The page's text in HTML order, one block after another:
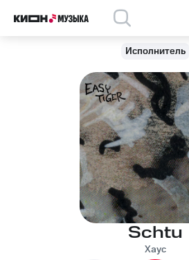
Исполнитель
Schtu
Хаус